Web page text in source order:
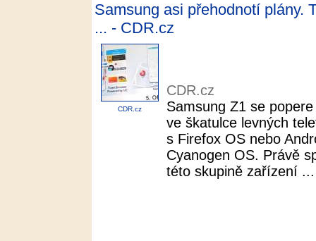
Samsung asi přehodnotí plány.
... - CDR.cz
CDR.cz
CDR.cz
Samsung Z1 se
ve škatulce levných
s Firefox OS nebo
Cyanogen OS. Právě
této skupině zařízení ...